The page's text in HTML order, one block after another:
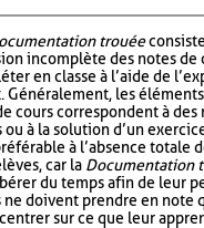
trouée
incomplète des notes de
en classe à l’aide de
Généralement, les
cours correspondent à des
ou à la solution d’un
à l’absence totale
car la Documentation
du temps afin de leur
ne doivent prendre en note
sur ce que leur